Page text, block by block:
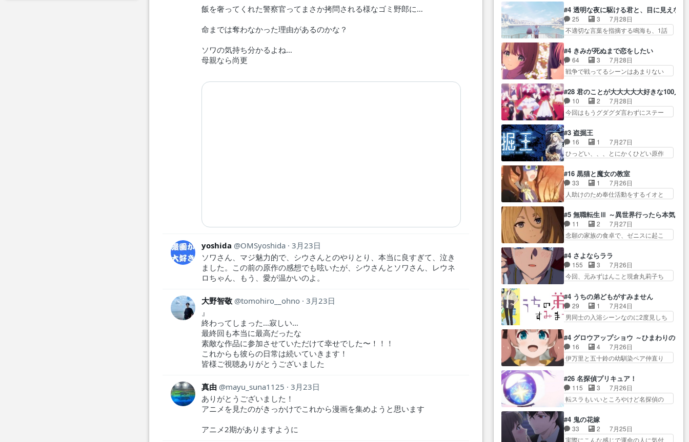
飯を奢ってくれた警察官ってまさか拷問される様なゴミ野郎に…
命までは奪わなかった理由があるのかな？
ソワの気持ち分かるよね…
母親なら尚更
yoshida OMSyoshida
3月23日
ソワさん、マジ魅力的で、シウさんとのやりとり、本当に良すぎて、泣き
ました。この前の原作の感想でも呟いたが、シウさんとソワさん、レウネ
ロちゃん、もう、愛が温かいのよ。
大野智敬 tomohiro__ohno
3月23日
』
終わってしまった…寂しい…
最終回も本当に最高だったな
素敵な作品に参加させていただけて幸せでした〜！！！
これからも彼らの日常は続いていきます！
皆様ご視聴ありがとうございました
真由 mayu_suna1125
3月23日
ありがとうございました！
アニメを見たのがきっかけでこれから漫画を集めようと思います
アニメ2期がありますように
ターニャの勝利軍… 犠牲を払っ
ても良いならお前たちが前線へ
行… 戦闘がアッサリし過ぎじゃ
ない？戦争がメイ…
イ… アダム・リンクやジェイム
スン(教授)型サ… アンドロイドも
おっさんの汗を拭くのは嫌や…
ったエピ… コミカルなのにも慣
れてきました。１話でし… ロボ
ットの反乱は今となっては良くある
話し…
た事を…フィーネは自分… モン
スターを呼ぶ笛？黒幕は狩猟祭とは
関係… 平凡な少女に見える眼鏡w
眼鏡属性は持ち合… 神アニメ、
の… フィーネがアルノルトに活
躍してもらいたが… 第４話を
ABEMAで視聴しました。視聴
２度目のデート出… マジできな
臭いぞ帝位争い。姉からの刺客
を… ふぃーねと町の様子を見に
行ったら町中で窃…
#4 透明な夜に駆ける君と、目に見えない
25 3
7月28日
不適切な言葉を指摘する鳴海も、1話
り微笑ましいw良い奴… どう接し
ていいのかわからず戸惑うかける
も… 盲目だと相手の表情も分か
らないからどう思… 今期のバッ
… 初デートで冬月を笑わせよう
とする姿も冬月… 特に大きな事
件やイベントが起きるでもな
うとする姿も冬月… 3話までは主
人公がどうでもいいことでず
っ… 花火購入に浅草へ…行き当
たりばったり訪問…
#4 きみが死ぬまで恋をしたい
64 3
7月28日
戦争で戦ってるシーンはあまりない
れなかったようなシーナ… ミミ
の存在で揺らぐ14クラス約束された
死… ミミの秘密をあっさり受け
入れたのは拍子抜… 蘇生魔法っ
手… 蘇生魔法ヤバイけどミミい
なかったら詰んで… アニメオタ
クあるある：作中に花が登場す
した！アリとセイ… ごめん、そ
ういう話がしたい作品じゃない
の… 第４話感想：その口止め効
果あるかな？ミミ…
#28 君のことが大大大大大好きな100人
10 2
7月28日
今回はもうグダグダ言わずにステー
大好きな１００人の彼女… 100カ
ノ版ラブライブ！？こういうのは
人… 俺、みんなのレッスン動画
をDVDが焼きき… アナウンス役
ア… 恋太郎ファミリーがガチで
アイドルに挑戦！… ギャグギャ
グしくもド直球で泣ける回来た
Girlfrien… 『アイドル伝説恋太郎
ファミリー』にて「ア… 安木路
佐ウル子役で出演いたしましたクォ
リ…
#3 盗掘王
16 1
7月27日
ひっどい、、、とにかくひどい原作
ることもあるのか結構面… 久野
美咲さんと言えば幼女！アイマスの
市原… 遼河は目的の為には人命
も軽視するタイプの… 4つのスキ
河… 村正はそんなおどろおどろ
しいエピソードあ… 気持ちよく
しようとしてるのはわかるけど。
制作を日本に奪… 予言で正体が
バレる、もう騙し討ちは出来
な… 村正の墓、アニメで見ると
一杯で怖いな。ア…
#16 黒猫と魔女の教室
33 1
7月26日
人助けのため奉仕活動をするイオと
だけど、カストルが更に… イオ
とカストルの共通点は、魔法の制御
が出… 椋鳥の大群て…住民から
迷惑がられてない？… キングコ
デ… スピカ・イオ・カストルと
いう組み合わせ。… 有り余るパ
ワーが制御出来ない誰かの為に
になってきてるな… イキりカス
トルは怖がりやったかあスピカ
な… 鏡の世界への突入と新たな
依頼サブタイトル…
#5 無職転生Ⅲ ～異世界行ったら本気だ
11 2
7月27日
念願の家族の食卓で、ゼニスに起こ
ーが可愛い過ぎ！妹達へ… エリ
ナリーゼの悪魔の囁きwクリフとエリ
ナ… 悪魔の囁きやめてくださいw
おい、1番重要… ゼニスも感情が
第５話をABEMAで視聴しました。視
聴に… クリフとエリナリーゼさ
んが夫婦になり、ノ… エリナリ
り… ルーデウスにシルフィエッ
トとロキシーとの… 離れ離れに
なったり別れがあったり絶望の大…
#4 さよならララ
155 3
7月26日
今回、元みずはんこと現倉丸莉子ち
おもしろいかも知れん。… 王子
様とは...本当の愛とは...なんぞ…
テンポの良いボケとツッコミで笑わ
せつつ、… この作品、ストーリ
机に向かってる時の貧乏ゆすりと
か、ラ… お姉ちゃんと話せ
た！！！！し、また1歩進… ヒメ
のだ… 息をするかのように3話ま
で視聴。2026… ララの王子様探
しが本格的に動き出した回。…
#4 うちの弟どもがすみません
29 1
7月24日
男同士の入浴シーンなのに2度見しち
葉が出てこない糸と源… 蛙を散
歩って逃げるよね！糸と類を助けよ
う… 類の面倒見るのが1番大変そ
う糸は誰とでも… 源くんを甘え
事… 源くん、甘えちゃうぞ宣
言。思ったよりラブ… 糸ちゃん
のまっすぐな言葉、わたしも原作
てますますヤング… でも央太と
親しくするのは嫌。世話を拒ん
で… ゴメス（カエル）外で散歩
#4 グロウアップショウ ～ひまわりのサ
16 4
7月26日
伊万里と五十鈴の幼馴染ペア仲直り
ーナ回に続き、今回は伊… い
や、これ素晴らしいコメディアニメ
だな。… 水着回なのにビキニじ
ゃない！これは時代背… 今回は
れ… 伊万里さんの手品回であり
水着回ね。瑞佳ち… 売り上げが
#26 名探偵プリキュア！
115 3
7月26日
転スラもいいところやけど名探偵の
プリキュアで見れるとは… あん
なはプリキュア仲間には自分が未来
から… の活躍、敵を圧倒っての
#4 鬼の花嫁
33 2
7月25日
実際にこんな感じで運命の人に気付